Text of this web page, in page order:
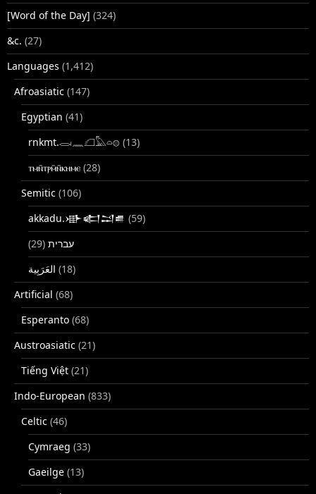
[Word of the Day] (324)
&c. (27)
Languages (1,412)
Afroasiatic (147)
Egyptian (41)
rnkmt.𓂋𓏺𓈖𓆎𓅓𓏏𓊖 (13)
ⲧⲙⲛ̄ⲧⲣⲙ̄ⲛ̄ⲕⲏⲙⲉ (28)
Semitic (106)
akkadu.𒀝𒅗𒁺𒌑 (59)
עברית (29)
(18)
Artificial (68)
Esperanto (68)
Austroasiatic (21)
Tiếng Việt (21)
Indo-European (833)
Celtic (46)
Cymraeg (33)
Gaeilge (13)